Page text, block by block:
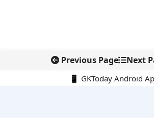
Previous Page Next
📱 GKToday Android